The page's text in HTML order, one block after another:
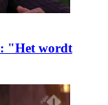
"Het wordt